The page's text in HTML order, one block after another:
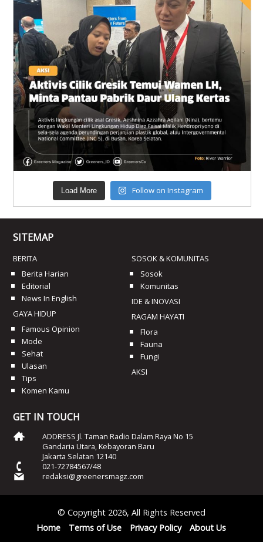
Load More Follow on Instagram
SITEMAP
BERITA
Berita Harian
Editorial
News In English
GAYA HIDUP
Famous Opinion
Mode
Sehat
Ulasan
Tips
Komen Kamu
SOSOK & KOMUNITAS
Sosok
Komunitas
IDE & INOVASI
RAGAM HAYATI
Flora
Fauna
Fungi
AKSI
GET IN TOUCH
ADDRESS Jl. Taman Radio Dalam Raya No 15
Gandaria Utara, Kebayoran Baru
Jakarta Selatan 12140
021-72784567/48
redaksi@greenersmagz.com
© Copyright 2026, All Rights Reserved
Home
Terms of Use Privacy Policy About Us